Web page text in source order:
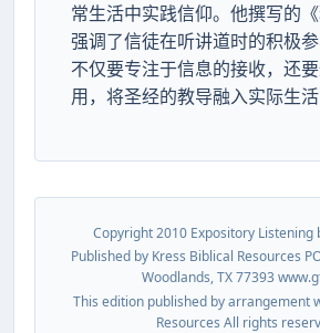
常生活中实践信仰。他撰写的《
强调了信徒在听讲道时的积极
不仅要专注于信息的接收，还
用，将圣经的教导融入实际生活
Copyright 2010 Expository Listening
Published by Kress Biblical Resources
Woodlands, TX 77393
This edition published by arrangement
Resources All rights